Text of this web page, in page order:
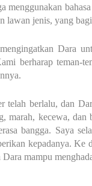
menggunakan
lawan jenis, yang
Dara
berharap teman-
telah berlalu, dan
marah, kecewa,
bangga. Saya
kepadanya. Ke
Dara mampu